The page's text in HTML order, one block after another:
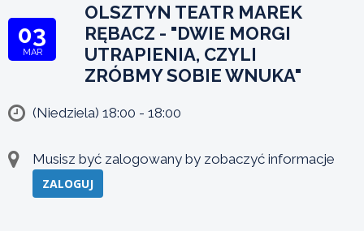
03
MAR
OLSZTYN TEATR MAREK
RĘBACZ - "DWIE MORGI
UTRAPIENIA, CZYLI
ZRÓBMY SOBIE WNUKA"
(Niedziela) 18:00 - 18:00
Musisz być zalogowany by zobaczyć informacje
ZALOGUJ